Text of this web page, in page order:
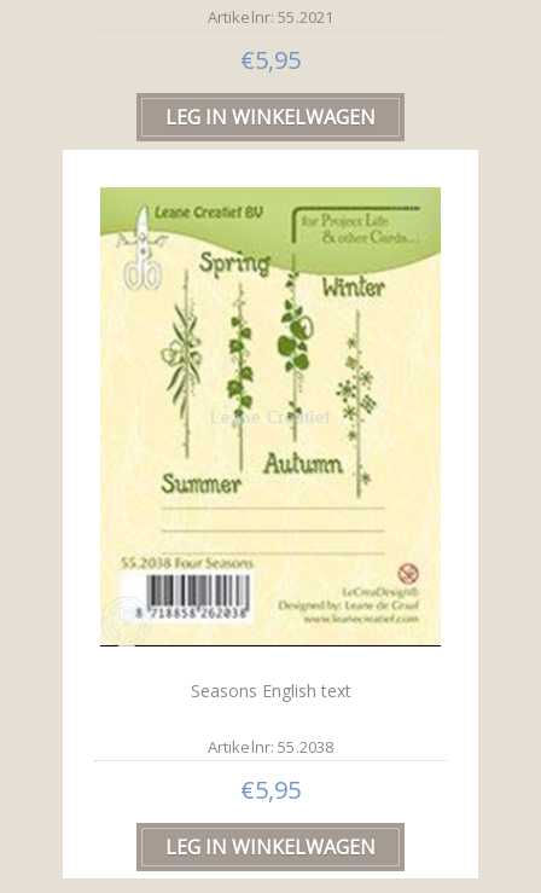
Artikelnr: 55.2021
€5,95
Seasons English text
Artikelnr: 55.2038
€5,95